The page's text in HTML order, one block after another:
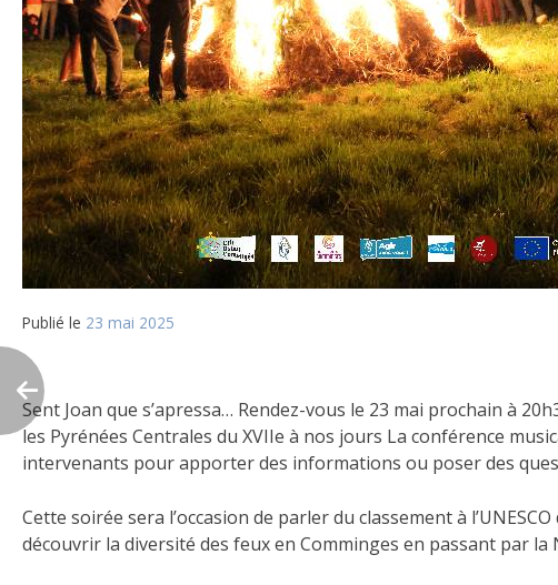
Publié le 23 mai 2025
Sent Joan que s’apressa… Rendez-vous le 23 mai prochain à
les Pyrénées Centrales du XVIIe à nos jours La conférence
intervenants pour apporter des informations ou poser des
Cette soirée sera l’occasion de parler du classement à
découvrir la diversité des feux en Comminges en passant par